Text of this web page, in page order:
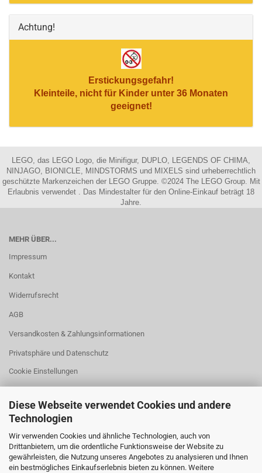
Diese Webseite verwendet Cookies und andere
Technologien
Wir verwenden Cookies und ähnliche Technologien, auch von
Drittanbietern, um die ordentliche Funktionsweise der Website zu
gewährleisten, die Nutzung unseres Angebotes zu analysieren und Ihnen
ein bestmögliches Einkaufserlebnis bieten zu können. Weitere
Achtung!
Erstickungsgefahr!
Kleinteile, nicht für Kinder unter 36 Monaten
geeignet!
LEGO, das LEGO Logo, die Minifigur, DUPLO, LEGENDS OF CHIMA,
NINJAGO, BIONICLE, MINDSTORMS und MIXELS sind urheberrechtlich
geschützte Markenzeichen der LEGO Gruppe. ©2024 The LEGO Group. Mit
Erlaubnis verwendet . Das Mindestalter für den Online-Einkauf beträgt 18
Jahre.
MEHR ÜBER...
Impressum
Kontakt
Widerrufsrecht
AGB
Versandkosten & Zahlungsinformationen
Privatsphäre und Datenschutz
Cookie Einstellungen
HILFREICHES
Fehlmenge?
Größenangaben